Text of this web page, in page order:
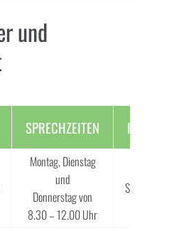
und
SPRECHZEITEN FUNKTION
Montag, Dienstag
und
Donnerstag von
8.30 – 12.00 Uhr
Sekretärin